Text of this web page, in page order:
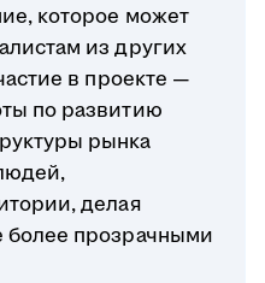
которое может
из других
в проекте —
по развитию
рынка
делая
более прозрачными